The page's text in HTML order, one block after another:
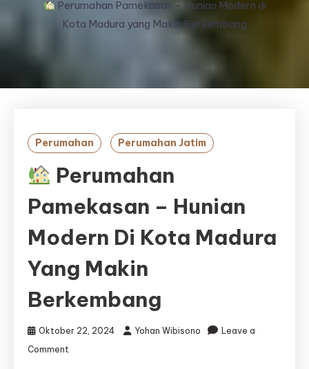
Perumahan Pamekasan – Hunian Modern di
Kota Madura yang Makin Berkembang
Perumahan Perumahan Jatim
Perumahan
Pamekasan – Hunian
Modern Di Kota Madura
Yang Makin
Berkembang
Oktober 22, 2024 Yohan Wibisono
Leave a
Comment